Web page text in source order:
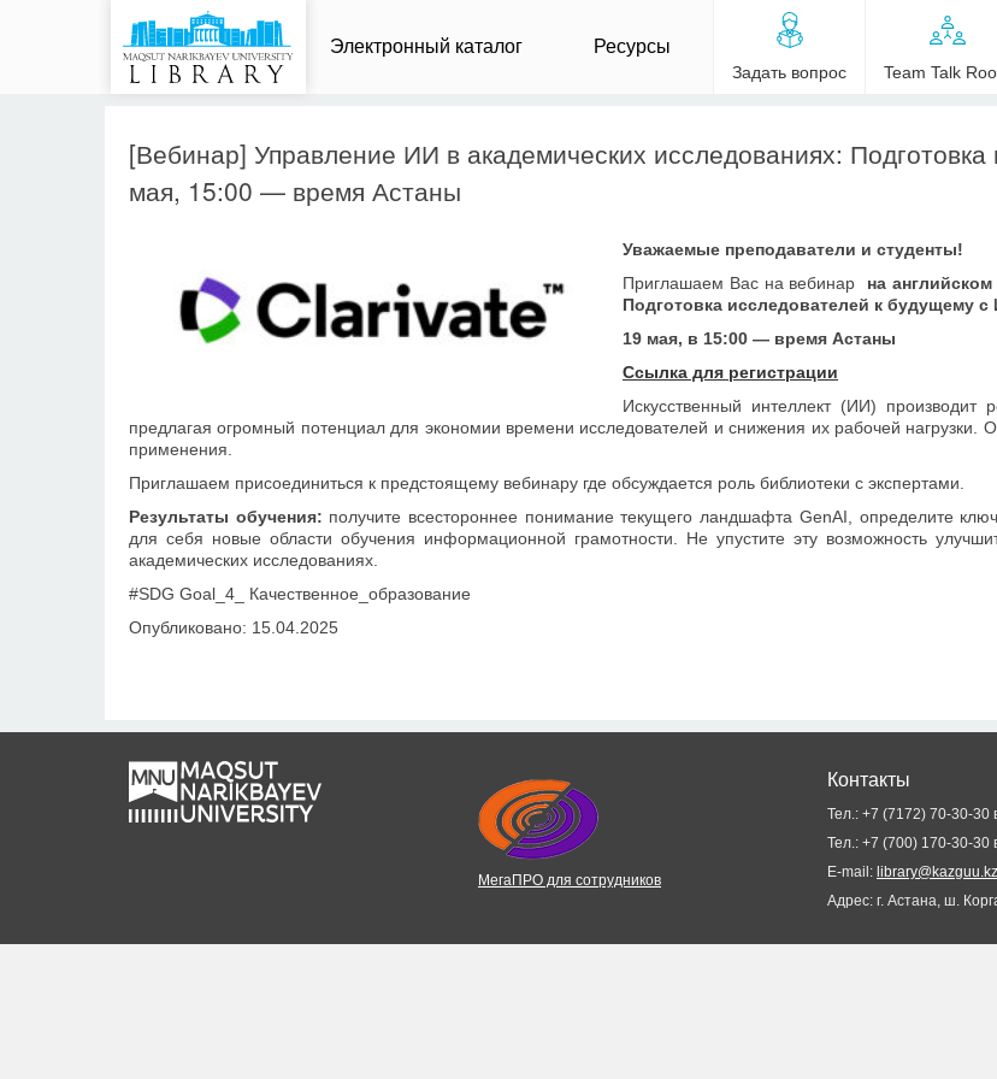
Электронный каталог Ресурсы
Задать вопрос Team Talk
[Вебинар] Управление ИИ в академических исследованиях:
мая, 15:00 — время Астаны
Уважаемые преподаватели и студенты!
Приглашаем Вас на вебинар на
Подготовка исследователей к будущему
19 мая, в 15:00 — время Астаны
Ссылка для регистрации
Искусственный интеллект (ИИ) производит
предлагая огромный потенциал для экономии времени исследователей и снижения их рабочей нагрузки.
применения.
Приглашаем присоединиться к предстоящему вебинару где обсуждается роль библиотеки с экспертами.
Результаты обучения: получите всестороннее понимание текущего ландшафта GenAI, определите
для себя новые области обучения информационной грамотности.
Не упустите эту возможность
академических исследованиях.
#SDG Goal_4_ Качественное_образование
Опубликовано: 15.04.2025
МегаПРО для сотрудников
Контакты
Тел.: +7 (7172) 70-30-30
Тел.: +7 (700) 170-30-30
E-mail: library@kazguu.kz
Адрес: г. Астана, ш.